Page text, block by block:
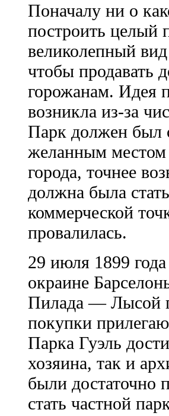
Поначалу ни о
построить целый
великолепный
чтобы продавать
горожанам. Идея
возникла из-за
Парк должен был
желанным местом
города, точнее
должна была
коммерческой
провалилась.
29 июля 1899
окраине
Пилада — Лысой
покупки
Парка Гуэль
хозяина, так и
были до­статочно
стать частной